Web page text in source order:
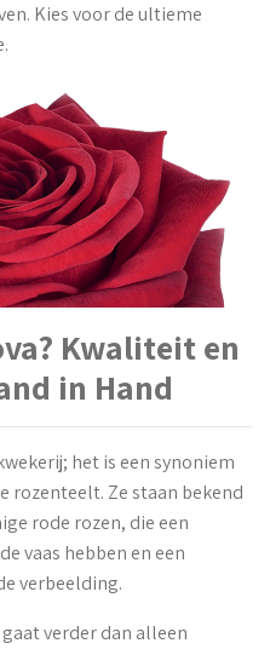
Kies voor de ultieme
Kwaliteit en
in Hand
het is een synoniem
rozenteelt. Ze staan bekend
rode rozen, die een
vaas hebben en een
verbeelding.
verder dan alleen